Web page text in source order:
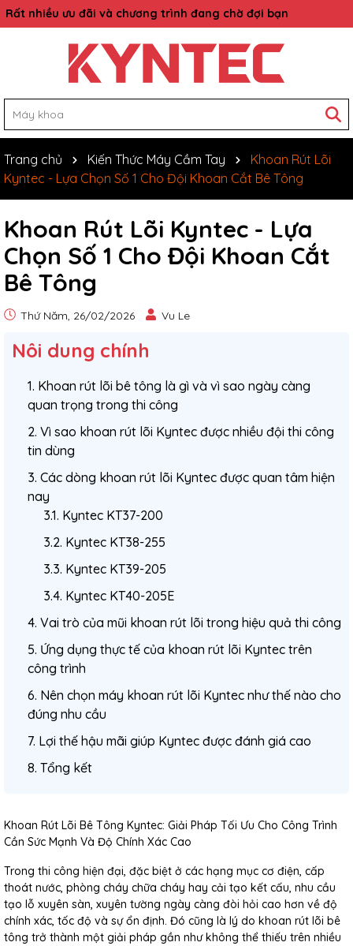
Rất nhiều ưu đãi và chương trình đang chờ đợi bạn
Trang chủ Kiến Thức Máy Cầm Tay
Khoan Rút Lõi
Kyntec - Lựa Chọn Số 1 Cho Đội Khoan Cắt Bê Tông
Khoan Rút Lõi Kyntec - Lựa
Chọn Số 1 Cho Đội Khoan Cắt
Bê Tông
Thứ Năm, 26/02/2026 Vu Le
Nôi dung chính
1. Khoan rút lõi bê tông là gì và vì sao ngày càng
quan trọng trong thi công
2. Vì sao khoan rút lõi Kyntec được nhiều đội thi công
tin dùng
3. Các dòng khoan rút lõi Kyntec được quan tâm hiện
nay
3.1. Kyntec KT37-200
3.2. Kyntec KT38-255
3.3. Kyntec KT39-205
3.4. Kyntec KT40-205E
4. Vai trò của mũi khoan rút lõi trong hiệu quả thi công
5. Ứng dụng thực tế của khoan rút lõi Kyntec trên
công trình
6. Nên chọn máy khoan rút lõi Kyntec như thế nào cho
đúng nhu cầu
7. Lợi thế hậu mãi giúp Kyntec được đánh giá cao
8. Tổng kết
Khoan Rút Lõi Bê Tông Kyntec: Giải Pháp Tối Ưu Cho Công Trình
Cần Sức Mạnh Và Độ Chính Xác Cao
Trong thi công hiện đại, đặc biệt ở các hạng mục cơ điện, cấp
thoát nước, phòng cháy chữa cháy hay cải tạo kết cấu, nhu cầu
tạo lỗ xuyên sàn, xuyên tường ngày càng đòi hỏi cao hơn về độ
chính xác, tốc độ và sự ổn định. Đó cũng là lý do khoan rút lõi bê
tông trở thành một giải pháp gần như không thể thiếu trên nhiều